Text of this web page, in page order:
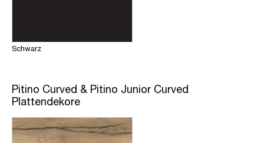
Schwarz
Pitino Curved & Pitino Junior Curved
Plattendekore